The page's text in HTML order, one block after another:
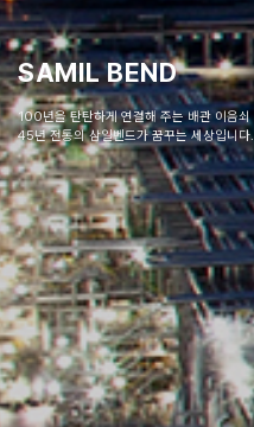
SAMIL BEND
100년을 탄탄하게 연결해 주는 배관 이음쇠
45년 전통의 삼일벤드가 꿈꾸는 세상입니다.